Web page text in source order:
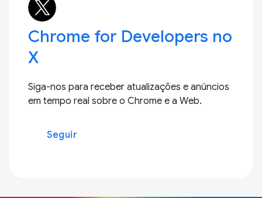
Chrome for Developers no
X
Siga-nos para receber atualizações e anúncios
em tempo real sobre o Chrome e a Web.
Seguir